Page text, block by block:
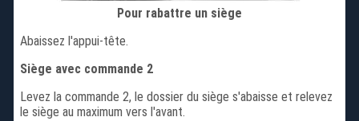
Pour rabattre un siège
Abaissez l'appui-tête.
Siège avec commande 2
Levez la commande 2, le dossier du siège s'abaisse et relevez
le siège au maximum vers l'avant.